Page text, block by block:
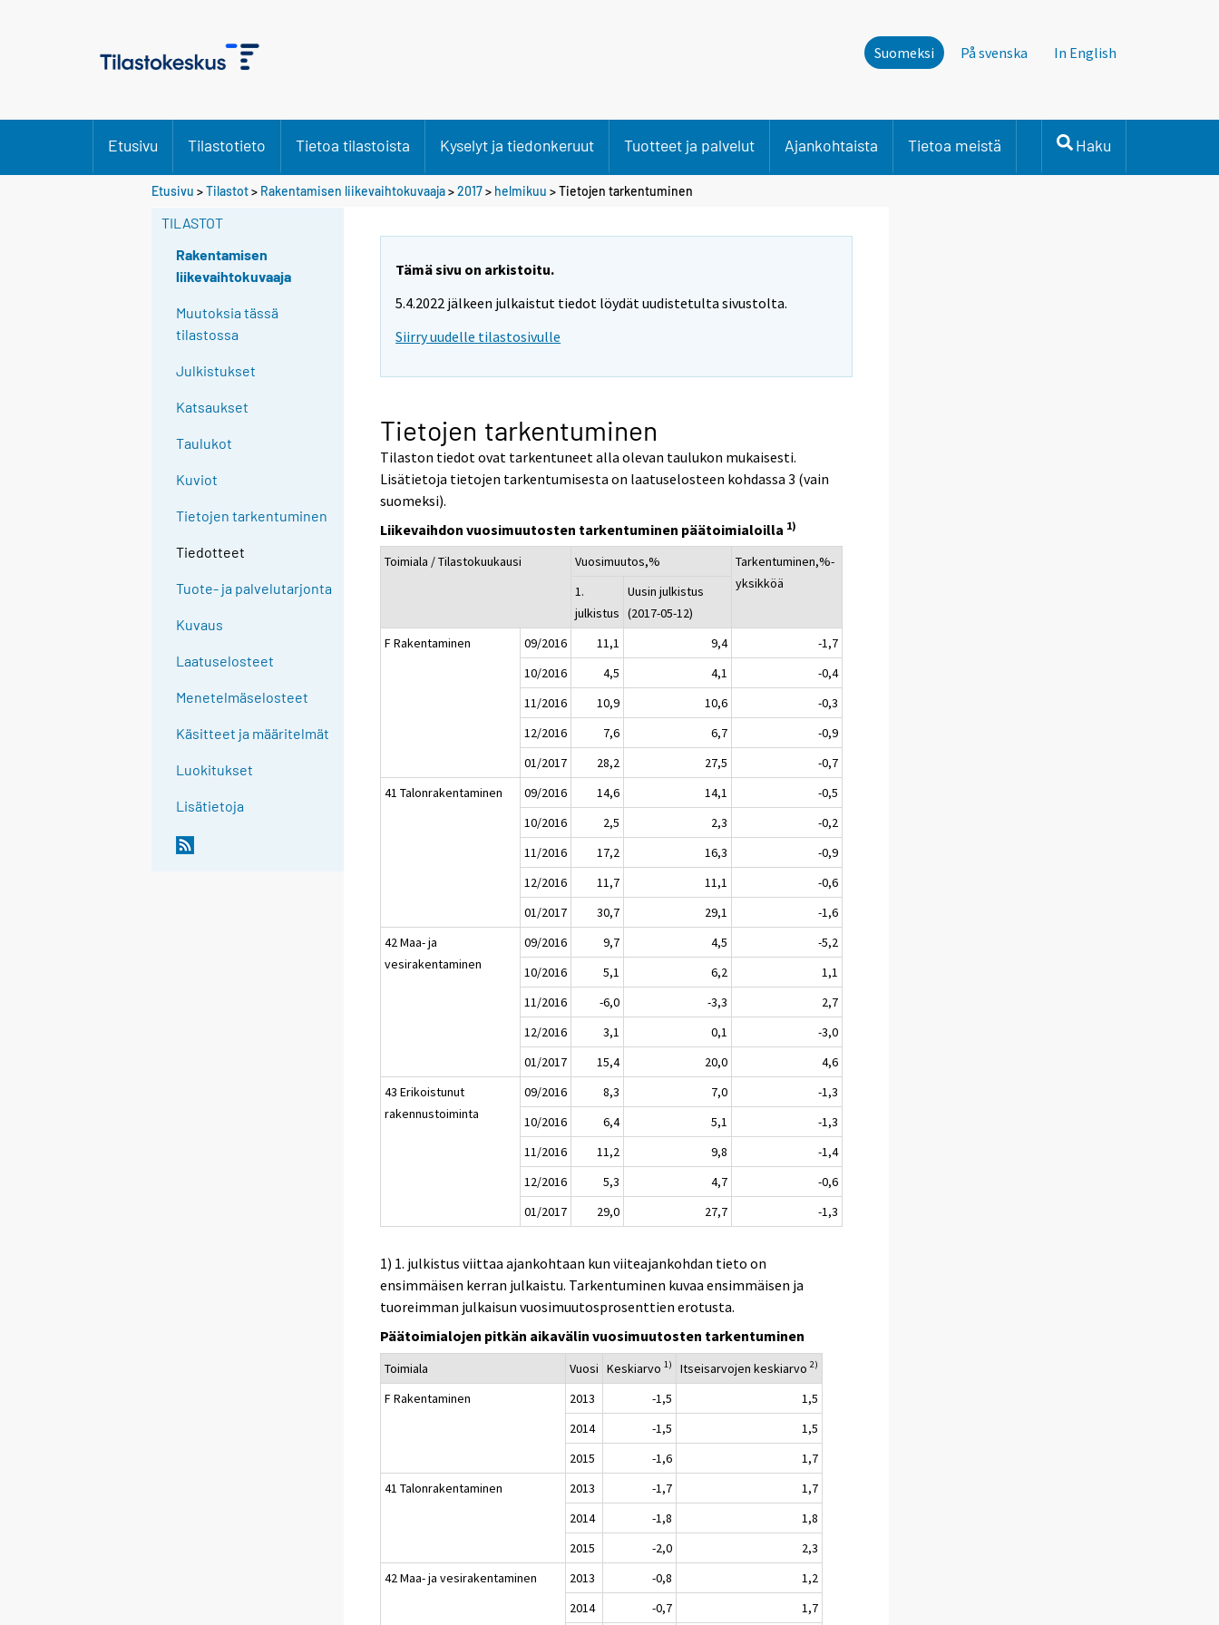
Suomeksi På svenska In English
Etusivu Tilastotieto Tietoa tilastoista Kyselyt ja tiedonkeruut Tuotteet ja palvelut Ajankohtaista Tietoa meistä Haku
Etusivu >Tilastot> Rakentamisen liikevaihtokuvaaja>2017> helmikuu > Tietojen tarkentuminen
TILASTOT
Rakentamisen
liikevaihtokuvaaja
Muutoksia tässä
tilastossa
Julkistukset
Katsaukset
Taulukot
Kuviot
Tietojen tarkentuminen
Tiedotteet
Tuote- ja palvelutarjonta
Kuvaus
Laatuselosteet
Menetelmäselosteet
Käsitteet ja määritelmät
Luokitukset
Lisätietoja
Tämä sivu on arkistoitu.
5.4.2022 jälkeen julkaistut tiedot löydät uudistetulta sivustolta.
Siirry uudelle tilastosivulle
Tietojen tarkentuminen
Tilaston tiedot ovat tarkentuneet alla olevan taulukon mukaisesti.
Lisätietoja tietojen tarkentumisesta on laatuselosteen kohdassa 3 (vain
suomeksi).
Liikevaihdon vuosimuutosten tarkentuminen päätoimialoilla 1)
Toimiala / Tilastokuukausi Vuosimuutos,%
Tarkentuminen,%-
yksikköä
1.
julkistus
Uusin julkistus
(2017-05-12)
F Rakentaminen
09/2016 11,1 9,4
-1,7
10/2016
4,5 4,1
-0,4
11/2016
10,9 10,6
-0,3
12/2016
7,6 6,7
-0,9
01/2017
28,2 27,5
-0,7
41 Talonrakentaminen
09/2016 14,6 14,1
-0,5
10/2016
2,5 2,3
-0,2
11/2016
17,2 16,3
-0,9
12/2016
11,7 11,1
-0,6
01/2017
30,7 29,1
-1,6
42 Maa- ja
vesirakentaminen
09/2016 9,7 4,5
-5,2
10/2016
5,1 6,2
1,1
11/2016
-6,0 -3,3
2,7
12/2016
3,1 0,1
-3,0
01/2017
15,4 20,0
4,6
43 Erikoistunut
rakennustoiminta
09/2016 8,3 7,0
-1,3
10/2016
6,4 5,1
-1,3
11/2016
11,2 9,8
-1,4
12/2016
5,3 4,7
-0,6
01/2017
29,0 27,7 -1,3
1) 1. julkistus viittaa ajankohtaan kun viiteajankohdan tieto on
ensimmäisen kerran julkaistu. Tarkentuminen kuvaa ensimmäisen ja
tuoreimman julkaisun vuosimuutosprosenttien erotusta.
Päätoimialojen pitkän aikavälin vuosimuutosten tarkentuminen
Toimiala Vuosi Keskiarvo1) Itseisarvojen keskiarvo2)
F Rakentaminen 2013 -1,5
1,5
2014
-1,5
1,5
2015
-1,6
1,7
41 Talonrakentaminen
2013 -1,7
1,7
2014
-1,8
1,8
2015
-2,0
2,3
42 Maa- ja vesirakentaminen
2013 -0,8
1,2
2014
-0,7
1,7